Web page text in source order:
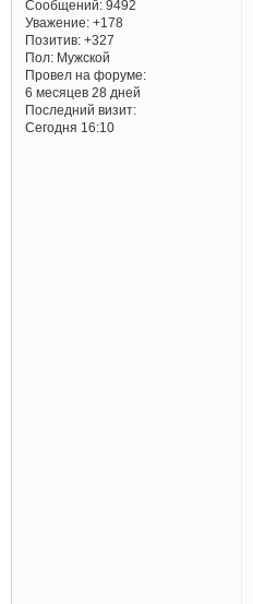
Сообщений:9492
Уважение: +178
Позитив: +327
Пол:Мужской
Провел на форуме:
6 месяцев 28 дней
Последний визит:
Сегодня 16:10